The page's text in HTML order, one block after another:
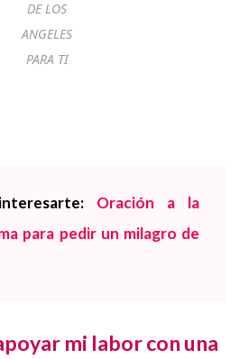
DE LOS
ANGELES
PARA TI
Oración a la
para pedir un milagro de
mi labor con una